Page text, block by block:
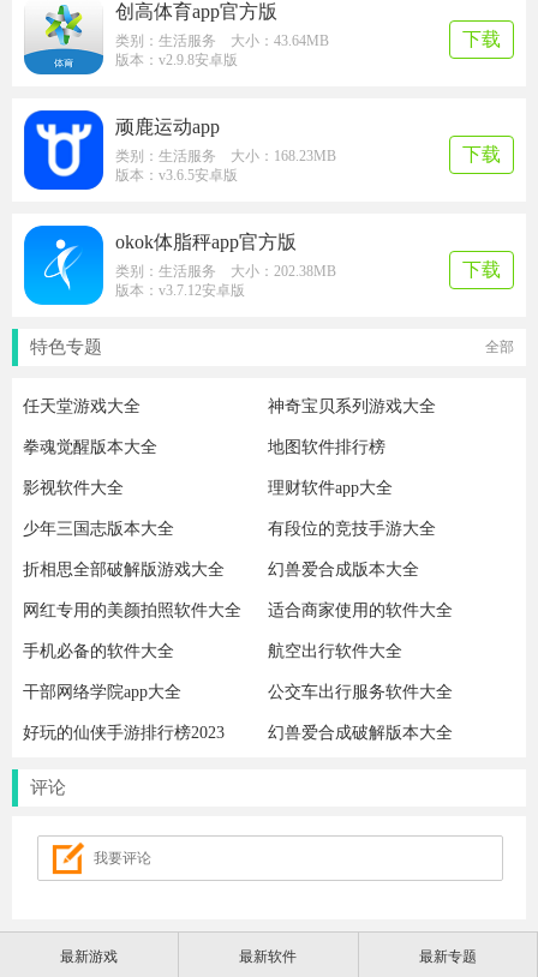
创高体育app官方版
类别：生活服务 大小：43.64MB
版本：v2.9.8安卓版
下载
顽鹿运动app
类别：生活服务 大小：168.23MB
版本：v3.6.5安卓版
下载
okok体脂秤app官方版
类别：生活服务 大小：202.38MB
版本：v3.7.12安卓版
下载
特色专题 全部
任天堂游戏大全 神奇宝贝系列游戏大全
拳魂觉醒版本大全 地图软件排行榜
影视软件大全 理财软件app大全
少年三国志版本大全 有段位的竞技手游大全
折相思全部破解版游戏大全 幻兽爱合成版本大全
网红专用的美颜拍照软件大全 适合商家使用的软件大全
手机必备的软件大全 航空出行软件大全
干部网络学院app大全 公交车出行服务软件大全
好玩的仙侠手游排行榜2023 幻兽爱合成破解版本大全
评论
最新游戏 最新软件 最新专题